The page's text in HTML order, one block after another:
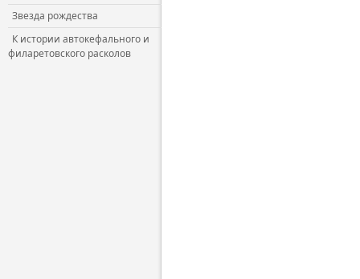
Звезда рождества
К истории автокефального и
филаретовского расколов